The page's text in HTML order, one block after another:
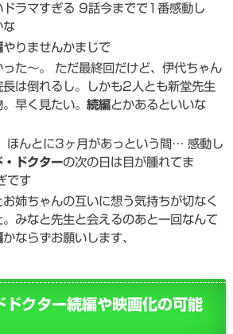
ドラマすぎる 9話今までで1番感動し
な
やりませんかまじで
った～。 ただ最終回だけど、伊代ちゃん
長は倒れるし。しかも2人とも新堂先生
早く見たい。続編とかあるといいな
ほんとに3ヶ月があっという間… 感動し
・ドクターの次の日は目が腫れてま
です
姉ちゃんの互いに想う気持ちが切なく
みなと先生と会えるのあと一回なんて
かならずお願いします、
ドクター続編や映画化の可能